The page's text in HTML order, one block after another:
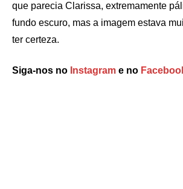
que parecia Clarissa, extremamente
fundo escuro, mas a imagem estava
ter certeza.
Siga-nos no Instagram e no